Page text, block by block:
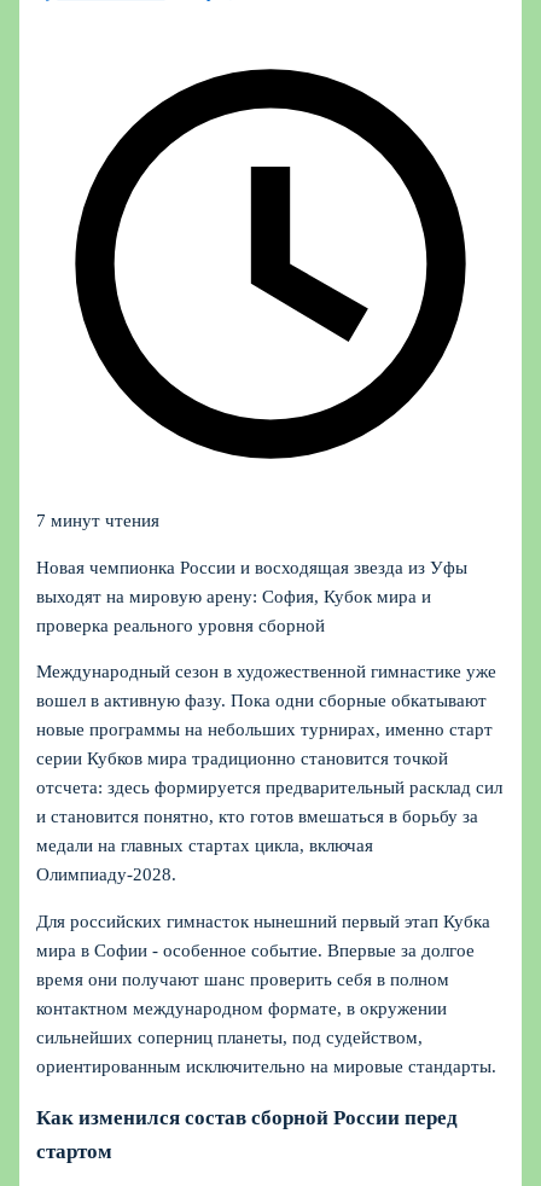
7 минут чтения
Новая чемпионка России и восходящая звезда из Уфы
выходят на мировую арену: София, Кубок мира и
проверка реального уровня сборной
Международный сезон в художественной гимнастике уже
вошел в активную фазу. Пока одни сборные обкатывают
новые программы на небольших турнирах, именно старт
серии Кубков мира традиционно становится точкой
отсчета: здесь формируется предварительный расклад сил
и становится понятно, кто готов вмешаться в борьбу за
медали на главных стартах цикла, включая
Олимпиаду-2028.
Для российских гимнасток нынешний первый этап Кубка
мира в Софии - особенное событие. Впервые за долгое
время они получают шанс проверить себя в полном
контактном международном формате, в окружении
сильнейших соперниц планеты, под судейством,
ориентированным исключительно на мировые стандарты.
Как изменился состав сборной России перед
стартом